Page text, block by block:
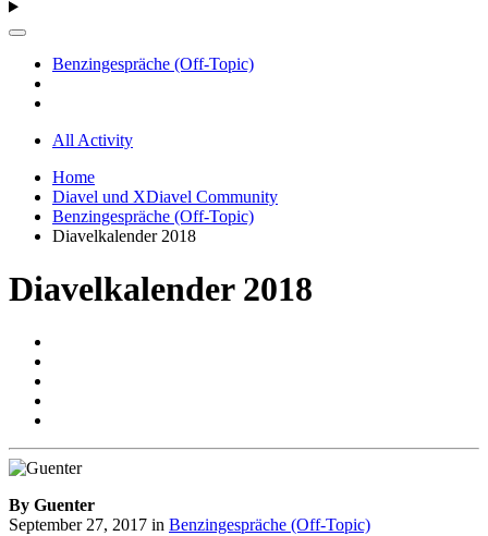
Benzingespräche (Off-Topic)
All Activity
Home
Diavel und XDiavel Community
Benzingespräche (Off-Topic)
Diavelkalender 2018
Diavelkalender 2018
By Guenter
September 27, 2017 in Benzingespräche (Off-Topic)